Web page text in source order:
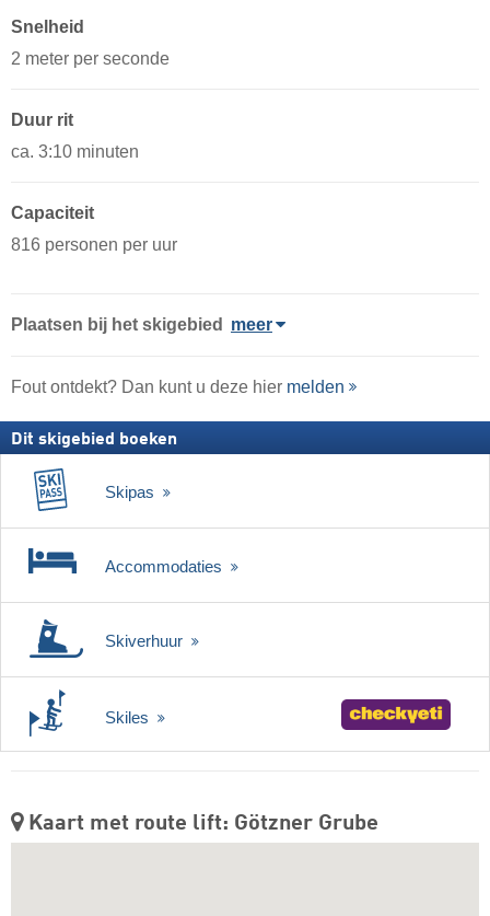
Snelheid
2 meter per seconde
Duur rit
ca. 3:10 minuten
Capaciteit
816 personen per uur
Plaatsen bij het skigebied meer
Fout ontdekt? Dan kunt u deze hier melden
Dit skigebied boeken
Skipas
Accommodaties
Skiverhuur
Skiles
Kaart met route lift: Götzner Grube